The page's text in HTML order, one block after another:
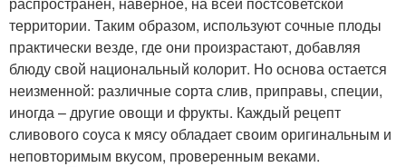
территории. Таким образом, используют сочные плоды
практически везде, где они произрастают, добавляя
блюду свой национальный колорит. Но основа остается
неизменной: различные сорта слив, приправы, специи,
иногда – другие овощи и фрукты. Каждый рецепт
сливового соуса к мясу обладает своим оригинальным и
неповторимым вкусом, проверенным веками.